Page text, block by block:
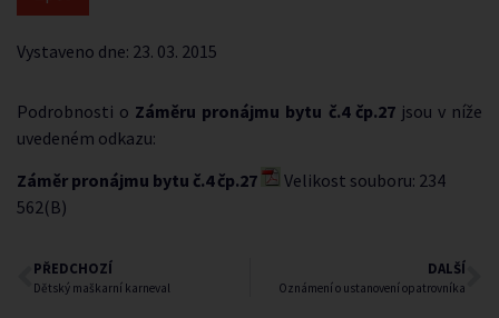
Vystaveno dne: 23. 03. 2015
Podrobnosti o Záměru pronájmu bytu č.4 čp.27jsou v níže
uvedeném odkazu:
Záměr pronájmu bytu č.4 čp.27
Velikost souboru: 234
562(B)
PŘEDCHOZÍ
Dětský maškarní karneval
DALŠÍ
Oznámení o ustanovení opatrovníka